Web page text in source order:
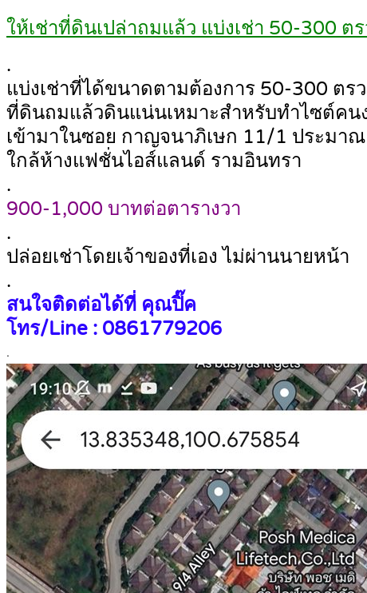
ให้เช่าที่ดินเปล่าถมแล้ว แบ่งเช่า 50-300
.
แบ่งเช่าที่ได้ขนาดตามต้องการ 50-300 ตร
ที่ดินถมแล้วดินแน่นเหมาะสำหรับทำไซต์คน
เข้ามาในซอย กาญจนาภิเษก 11/1 ประมา
ใกล้ห้างแฟชั่นไอส์แลนด์ รามอินทรา
.
900-1,000 บาทต่อตารางวา
.
ปล่อยเช่าโดยเจ้าของที่เอง ไม่ผ่านนายหน้า
.
สนใจติดต่อได้ที่ คุณปิ๊ค
โทร/Line : 0861779206
.